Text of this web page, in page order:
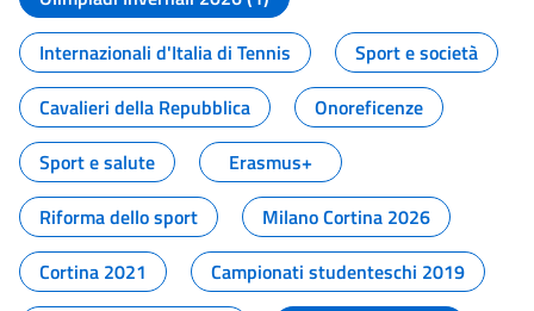
Internazionali d'Italia di Tennis
Sport e società
Cavalieri della Repubblica
Onoreficenze
Sport e salute
Erasmus+
Riforma dello sport
Milano Cortina 2026
Cortina 2021
Campionati studenteschi 2019